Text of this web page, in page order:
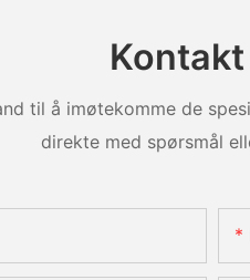
til å imøtekomme de
direkte med spørsmål